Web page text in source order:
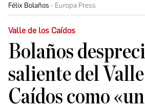
Félix Bolaños
Europa Press
Valle de los Caídos
Bolaños
saliente del
Caídos como «un